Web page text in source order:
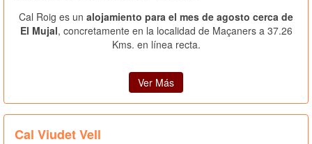
Cal Roig es un alojamiento para el mes de agosto cerca de
El Mujal, concretamente en la localidad de Maçaners a 37.26
Kms. en línea recta.
Ver Más
Cal Viudet Vell